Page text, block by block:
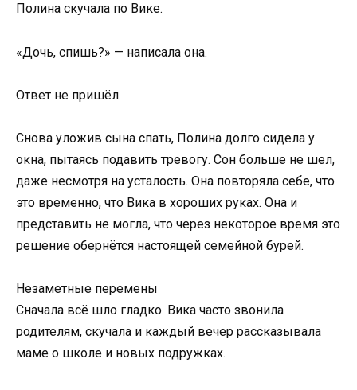
Полина скучала по Вике.
«Дочь, спишь?» — написала она.
Ответ не пришёл.
Снова уложив сына спать, Полина долго сидела у
окна, пытаясь подавить тревогу. Сон больше не шел,
даже несмотря на усталость. Она повторяла себе, что
это временно, что Вика в хороших руках. Она и
представить не могла, что через некоторое время это
решение обернётся настоящей семейной бурей.
Незаметные перемены
Сначала всё шло гладко. Вика часто звонила
родителям, скучала и каждый вечер рассказывала
маме о школе и новых подружках.